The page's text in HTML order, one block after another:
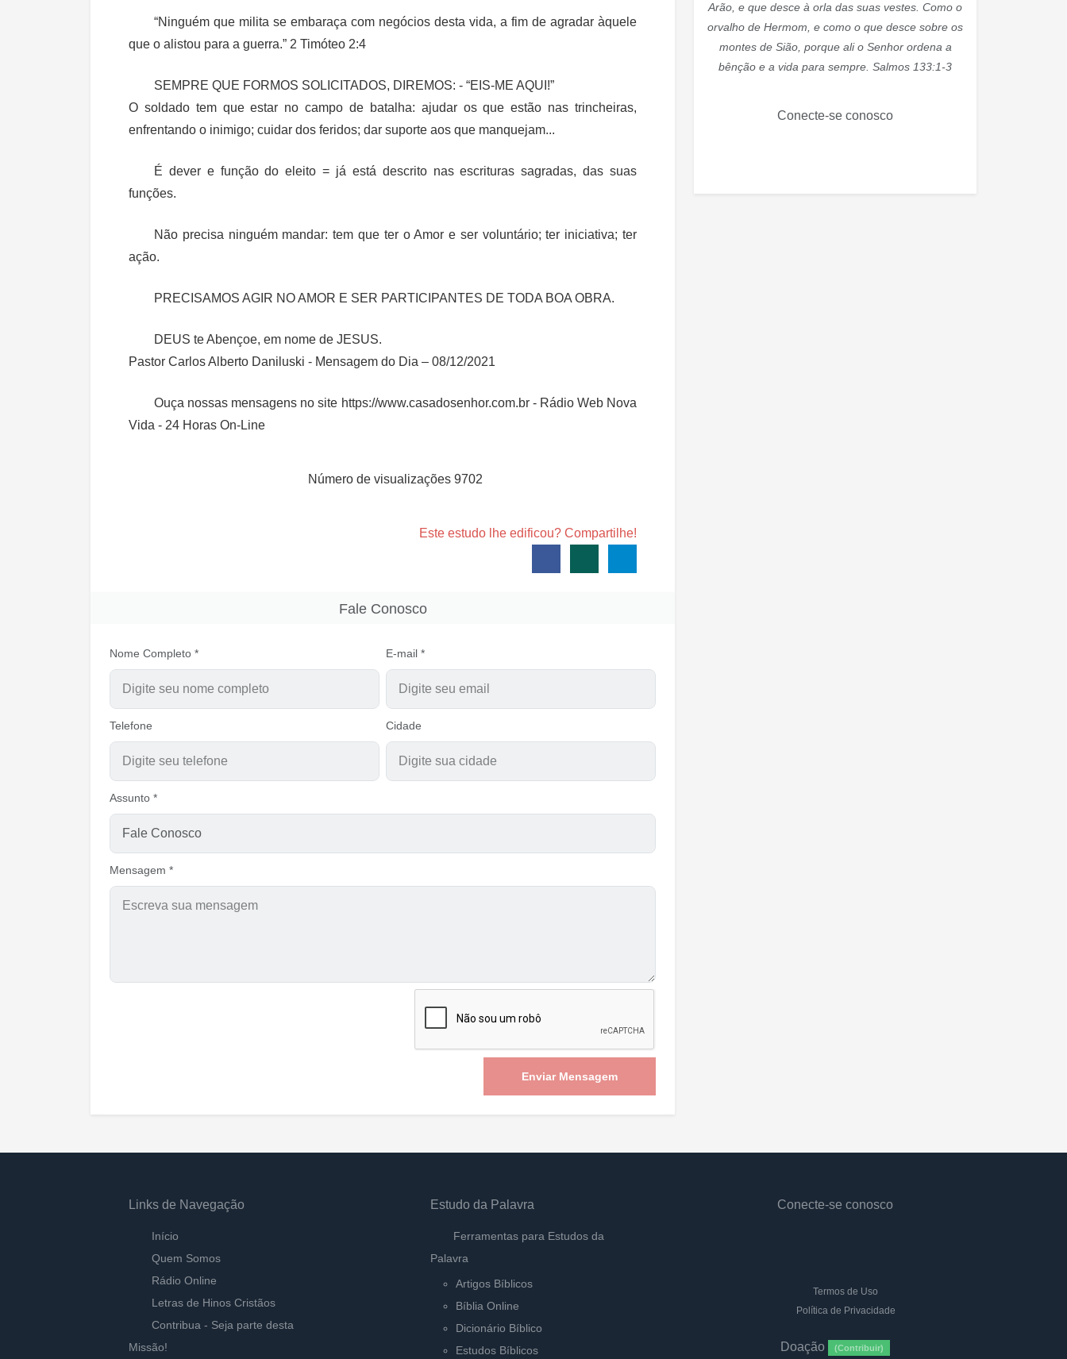
“Ninguém que milita se embaraça com negócios desta vida, a fim de agradar àquele
que o alistou para a guerra.” 2 Timóteo 2:4
SEMPRE QUE FORMOS SOLICITADOS, DIREMOS: - “EIS-ME AQUI!”
O soldado tem que estar no campo de batalha: ajudar os que estão nas trincheiras,
enfrentando o inimigo; cuidar dos feridos; dar suporte aos que manquejam...
É dever e função do eleito = já está descrito nas escrituras sagradas, das suas
funções.
Não precisa ninguém mandar: tem que ter o Amor e ser voluntário; ter iniciativa; ter
ação.
PRECISAMOS AGIR NO AMOR E SER PARTICIPANTES DE TODA BOA OBRA.
DEUS te Abençoe, em nome de JESUS.
Pastor Carlos Alberto Daniluski - Mensagem do Dia – 08/12/2021
Ouça nossas mensagens no site https://www.casadosenhor.com.br - Rádio Web Nova
Vida - 24 Horas On-Line
Número de visualizações 9702
Este estudo lhe edificou? Compartilhe!
Fale Conosco
Nome Completo * E-mail *
Telefone Cidade
Assunto *
Mensagem *
Enviar Mensagem
Arão, e que desce à orla das suas vestes. Como o
orvalho de Hermom, e como o que desce sobre os
montes de Sião, porque ali o Senhor ordena a
bênção e a vida para sempre. Salmos 133:1-3
Conecte-se conosco
Links de Navegação
Início
Quem Somos
Rádio Online
Letras de Hinos Cristãos
Contribua - Seja parte desta
Missão!
Estudo da Palavra
Ferramentas para Estudos da
Palavra
Artigos Bíblicos
Bíblia Online
Dicionário Bíblico
Estudos Bíblicos
Conecte-se conosco
Termos de Uso
Política de Privacidade
Doação (Contribuir)